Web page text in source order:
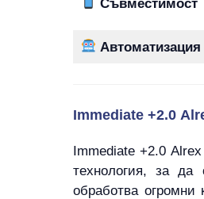
Съвместимост
Автоматизация
Immediate +2.0
Immediate +2.0
технология, за да
обработва огромни